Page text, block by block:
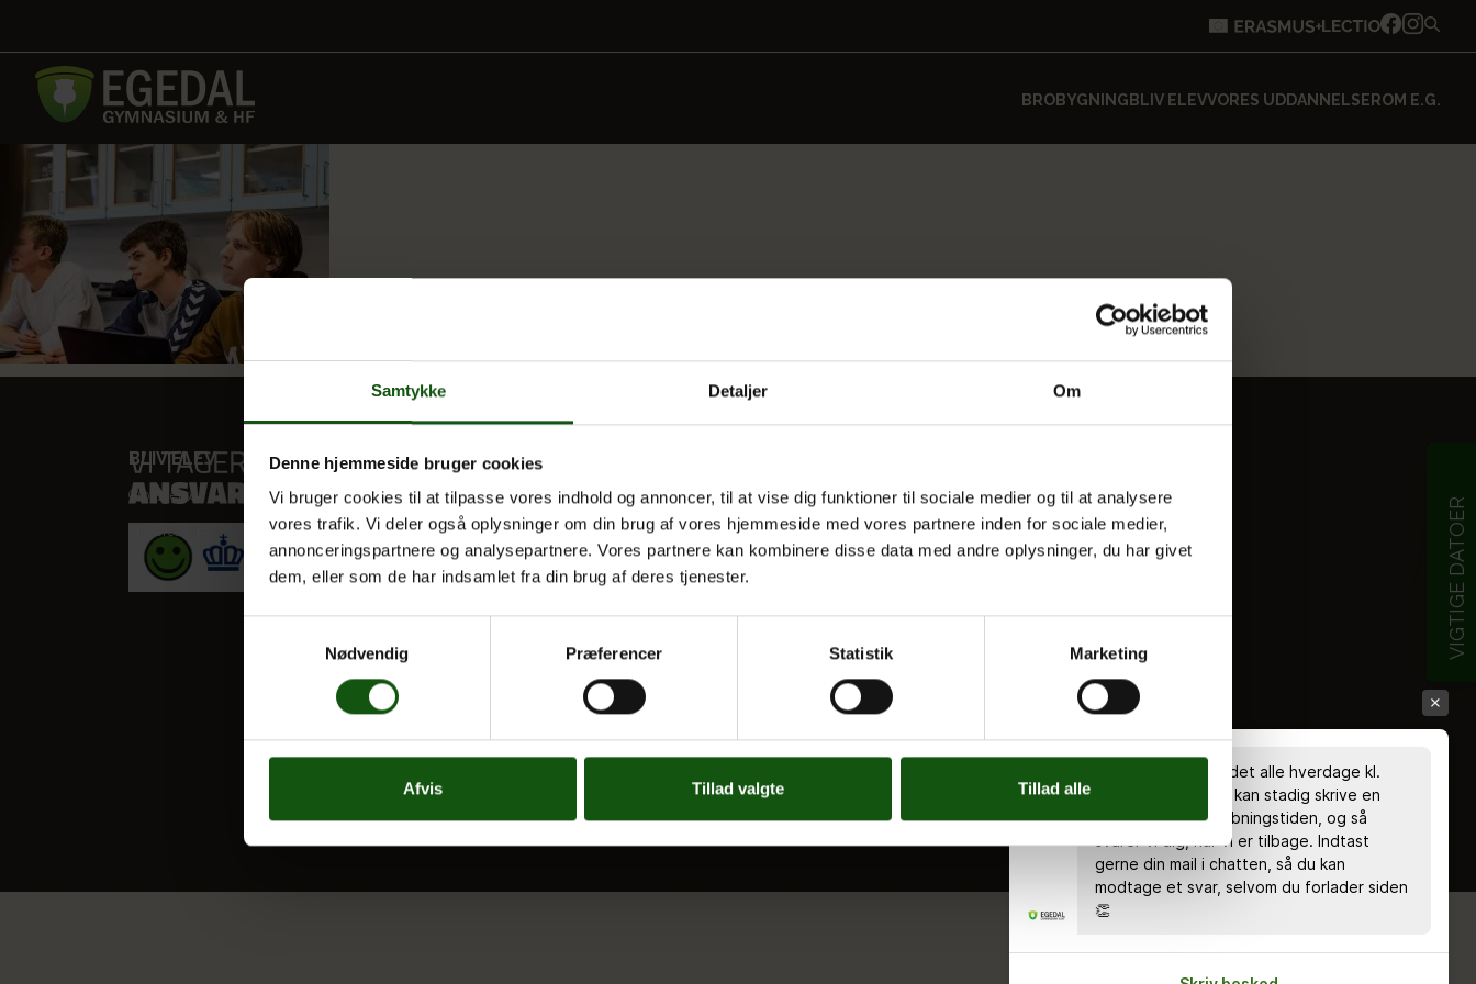
Samtykke Detaljer Om
Denne hjemmeside bruger cookies
Vi bruger cookies til at tilpasse vores indhold og annoncer, til at vise dig funktioner til sociale medier og til at analysere
vores trafik. Vi deler også oplysninger om din brug af vores hjemmeside med vores partnere inden for sociale medier,
annonceringspartnere og analysepartnere. Vores partnere kan kombinere disse data med andre oplysninger, du har givet
dem, eller som de har indsamlet fra din brug af deres tjenester.
Nødvendig
Præferencer Statistik Marketing
Afvis Tillad valgte Tillad alle
BROBYGNING BLIV ELEVVORES UDDANNELSEROM E.G.
VIGTIGE DATOER
BLIV ELEV
Optagelse
Til forældre
VORES UDDANNELSER
STX
HF
Alle fag og valgfag
Kontakt
Nyheder
Tilgængelighedserklæring
Whistleblowerservice
Chatten er bemandet alle hverdage kl.
8.00 - 18.00 🤗 Du kan stadig skrive en
besked uden for åbningstiden, og så
svarer vi dig, når vi er tilbage. Indtast
gerne din mail i chatten, så du kan
modtage et svar, selvom du forlader siden
👏